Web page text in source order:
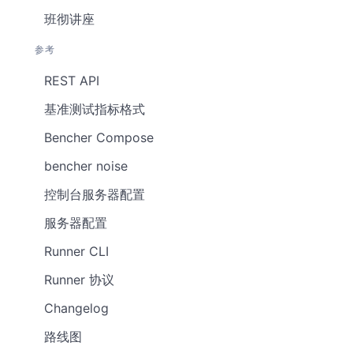
班彻讲座
参考
REST API
基准测试指标格式
Bencher Compose
bencher noise
控制台服务器配置
服务器配置
Runner CLI
Runner 协议
Changelog
路线图